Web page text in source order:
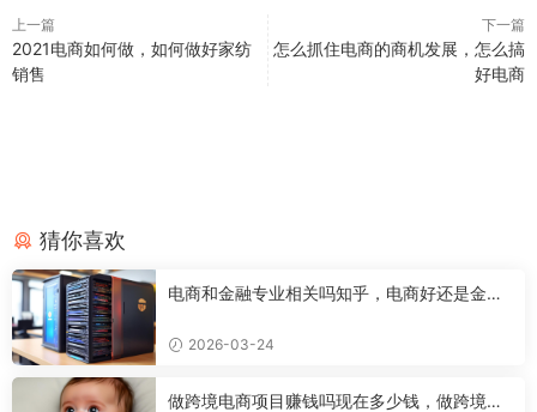
上一篇
2021电商如何做，如何做好家纺
销售
下一篇
怎么抓住电商的商机发展，怎么搞
好电商
猜你喜欢
电商和金融专业相关吗知乎，电商好还是金融
2026-03-24
做跨境电商项目赚钱吗现在多少钱，做跨境电